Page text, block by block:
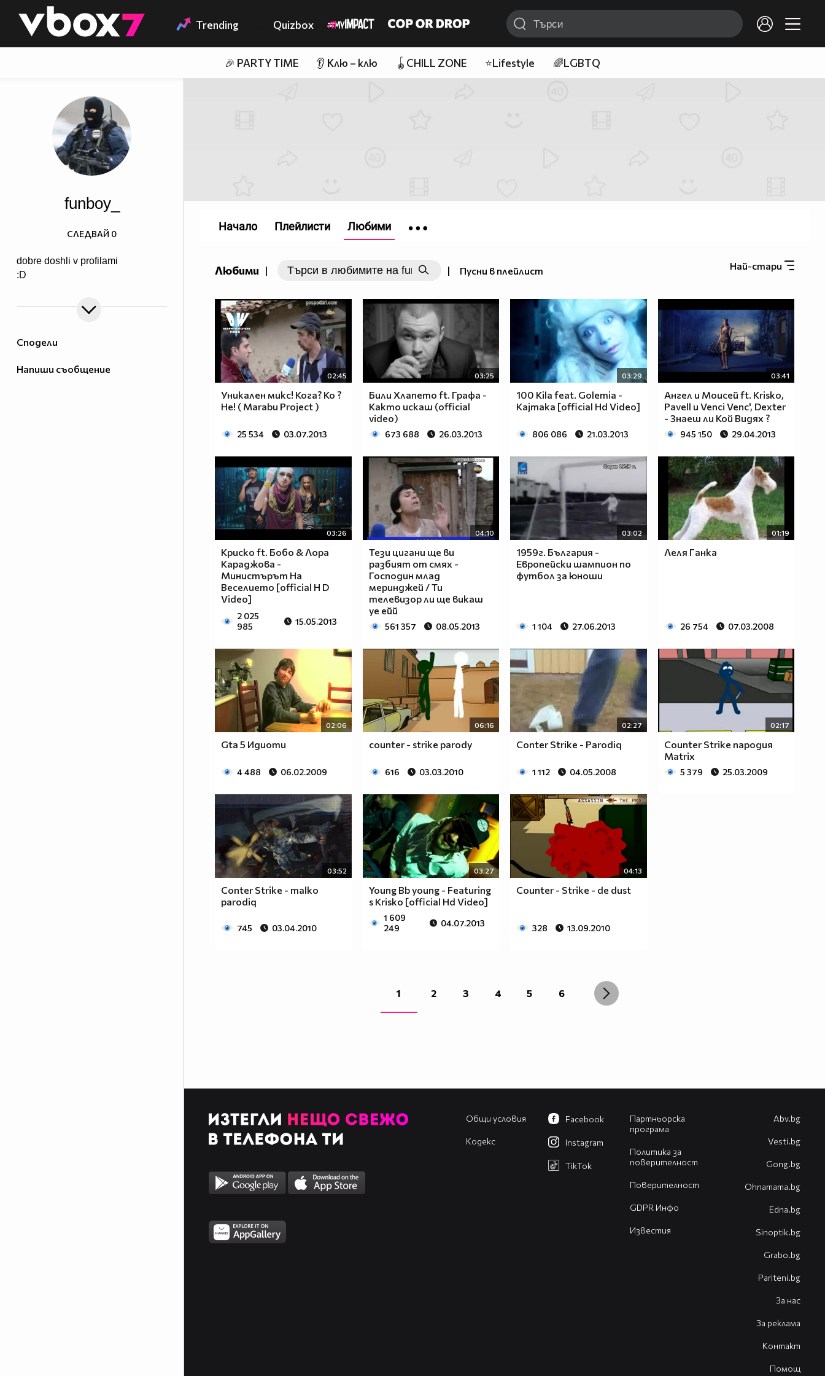
👾 Trending Quizbox
🎉 PARTY TIME 👂 Клю – клю 🪀CHILL ZONE ⭐Lifestyle 🌈LGBTQ
Сподели
Напиши съобщение
funboy_
dobre doshli v profilami
:D
СЛЕДВАЙ 0
Любими | | Пусни в плейлист Най-стари
02:45
Уникaлeн микс! Кога? Ко ?
Не! ( Marabu Project )
25 534 03.07.2013
03:25
Били Хлапето ft. Графа -
Както искаш (official
video)
673 688 26.03.2013
03:29
100 Kila feat. Golemia -
Kajmaka [official Hd Video]
806 086 21.03.2013
03:41
Ангел и Моисей ft. Krisko,
Pavell и Venci Venc', Dexter
- Знаеш ли Кой Видях ?
945 150 29.04.2013
03:26
Криско ft. Бобо & Лора
Караджова -
Министърът На
Веселието [official H D
Video]
2 025
985
15.05.2013
04:10
Тези цигани ще ви
разбият от смях -
Господин млад
меринджей / Ти
телевизор ли ще викаш
уе ейй
561 357 08.05.2013
03:02
1959г. България -
Eвропейски шампион по
футбол за юноши
1 104 27.06.2013
01:19
Леля Гaнка
26 754 07.03.2008
02:06
Gta 5 Идиоти
4 488 06.02.2009
06:16
counter - strike parody
616 03.03.2010
02:27
Conter Strike - Parodiq
1 112 04.05.2008
02:17
Counter Strike пародия
Matrix
5 379 25.03.2009
03:52
Conter Strike - malko
parodiq
745 03.04.2010
03:27
Young Bb young - Featuring
s Krisko [official Hd Video]
1 609
249
04.07.2013
04:13
Counter - Strike - de dust
328 13.09.2010
1 2 3 4 5 6
Начало Плейлисти Любими
Общи условия
Кодекс
Партньорска
програма
Политика за
поверителност
Поверителност
GDPR Инфо
Известия
Facebook
Instagram
TikTok
Abv.bg
Vesti.bg
Gong.bg
Оhnamama.bg
Edna.bg
Sinoptik.bg
Grabo.bg
Pariteni.bg
За нас
За реклама
Контакт
Помощ